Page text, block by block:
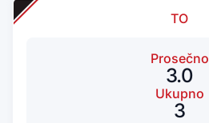
TO
Prosečno
3.0
Ukupno
3